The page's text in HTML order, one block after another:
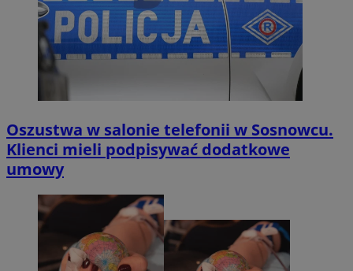
Oszustwa w salonie telefonii w Sosnowcu.
Klienci mieli podpisywać dodatkowe
umowy